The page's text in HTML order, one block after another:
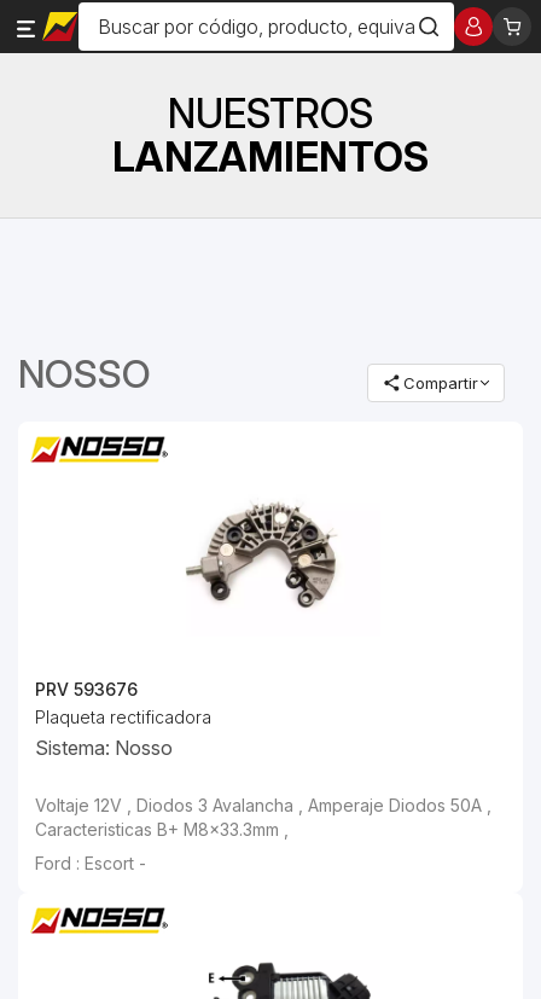
NUESTROS
LANZAMIENTOS
NOSSO Compartir
PRV 593676
Plaqueta rectificadora
Sistema: Nosso
Voltaje 12V , Diodos 3 Avalancha , Amperaje Diodos 50A ,
Caracteristicas B+ M8×33.3mm ,
Ford : Escort -